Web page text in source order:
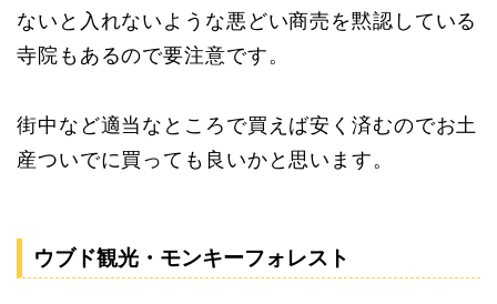
ないと入れないような悪どい商売を黙認している
寺院もあるので要注意です。
街中など適当なところで買えば安く済むのでお土
産ついでに買っても良いかと思います。
ウブド観光・モンキーフォレスト